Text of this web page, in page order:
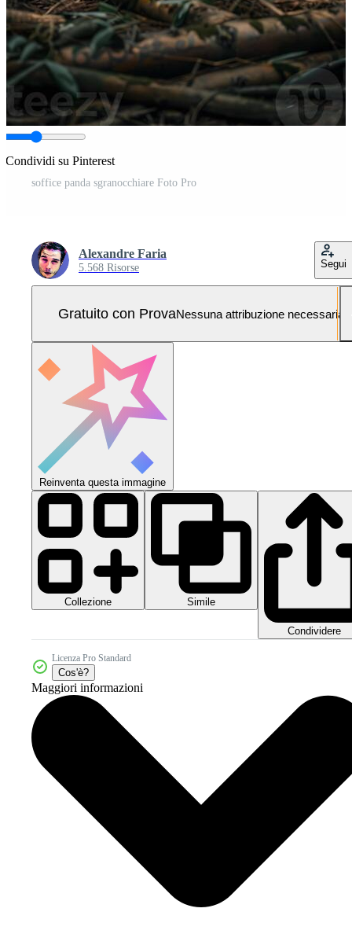
Condividi su Pinterest
soffice panda sgranocchiare Foto Pro
Alexandre Faria
5.568 Risorse Segui
Gratuito con ProvaNessuna attribuzione necessaria
Reinventa questa immagine
Collezione Simile
Condividere
Licenza Pro Standard
Cos'è?
Maggiori informazioni